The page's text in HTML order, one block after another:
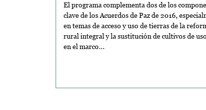
El programa complementa dos de los
clave de los Acuerdos de Paz de 2016,
en temas de acceso y uso de tierras de la
rural integral y la sustitución de cultivos de
en el marco...